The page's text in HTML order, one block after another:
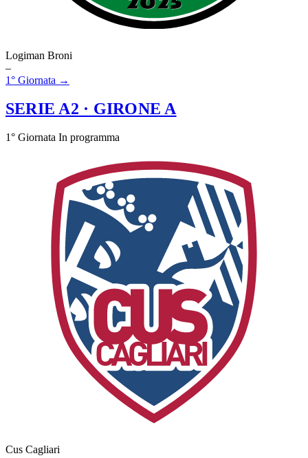
Logiman Broni
–
1° Giornata →
SERIE A2 · GIRONE A
1° Giornata In programma
Cus Cagliari